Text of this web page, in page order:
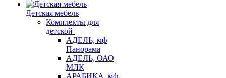
Детская мебель
Комплекты для
детской
АДЕЛЬ, мф
Панорама
АДЕЛЬ, ОАО
МЛК
АРАБИКА, мф